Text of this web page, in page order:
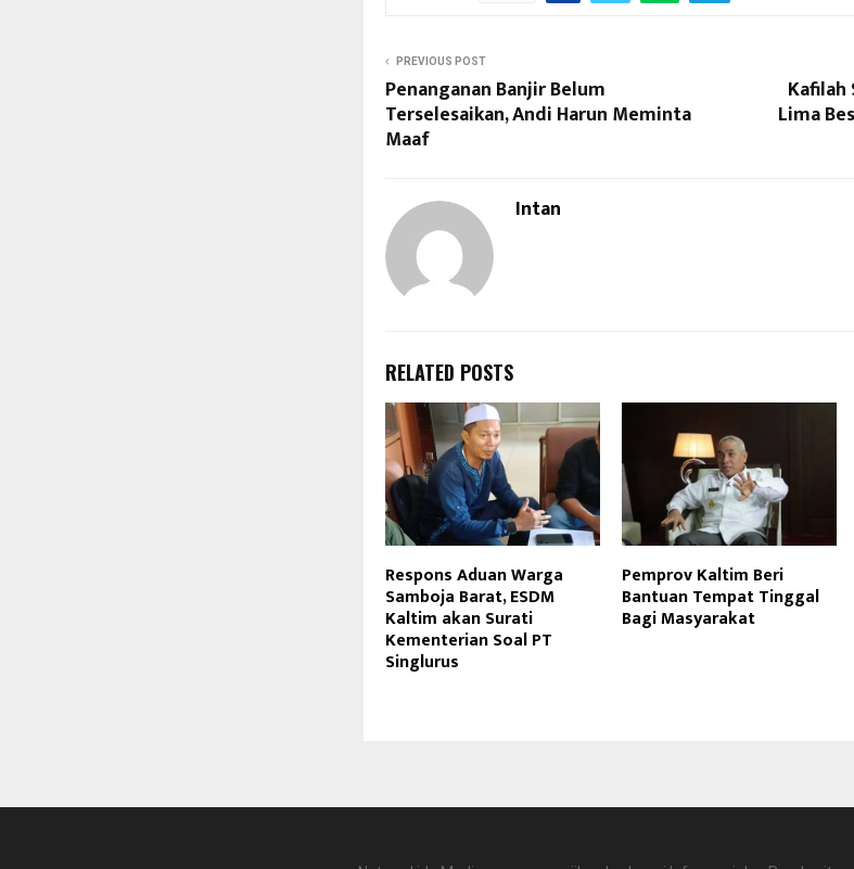
PREVIOUS POST
Penanganan Banjir Belum
Terselesaikan, Andi Harun Meminta
Maaf
Lima
Intan
RELATED POSTS
Respons Aduan Warga
Samboja Barat, ESDM
Kaltim akan Surati
Kementerian Soal PT
Singlurus
Pemprov Kaltim Beri
Bantuan Tempat Tinggal
Bagi Masyarakat